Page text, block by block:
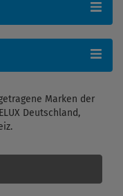
Marken der
Deutschland,